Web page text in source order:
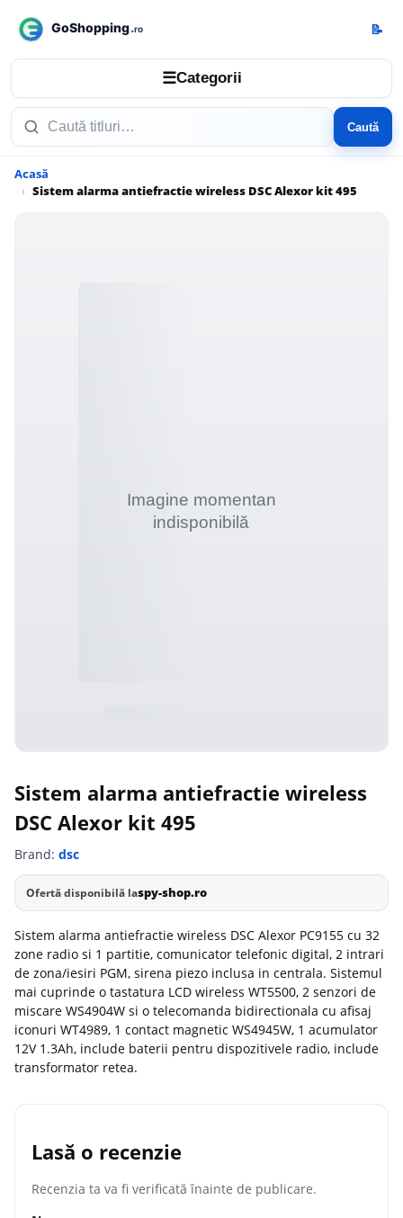
☰Categorii
Caută
📝
Acasă
Sistem alarma antiefractie wireless DSC Alexor kit 495
Sistem alarma antiefractie wireless
DSC Alexor kit 495
Brand: dsc
Ofertă disponibilă laspy-shop.ro
Sistem alarma antiefractie wireless DSC Alexor PC9155 cu 32
zone radio si 1 partitie, comunicator telefonic digital, 2 intrari
de zona/iesiri PGM, sirena piezo inclusa in centrala. Sistemul
mai cuprinde o tastatura LCD wireless WT5500, 2 senzori de
miscare WS4904W si o telecomanda bidirectionala cu afisaj
iconuri WT4989, 1 contact magnetic WS4945W, 1 acumulator
12V 1.3Ah, include baterii pentru dispozitivele radio, include
transformator retea.
Lasă o recenzie
Recenzia ta va fi verificată înainte de publicare.